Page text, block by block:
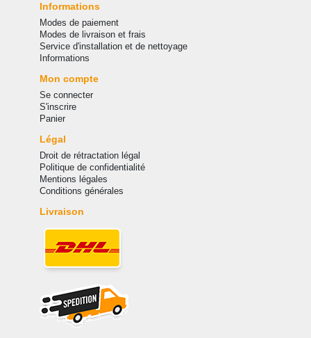
Informations
Modes de paiement
Modes de livraison et frais
Service d'installation et de nettoyage
Informations
Mon compte
Se connecter
S'inscrire
Panier
Légal
Droit de rétractation légal
Politique de confidentialité
Mentions légales
Conditions générales
Livraison